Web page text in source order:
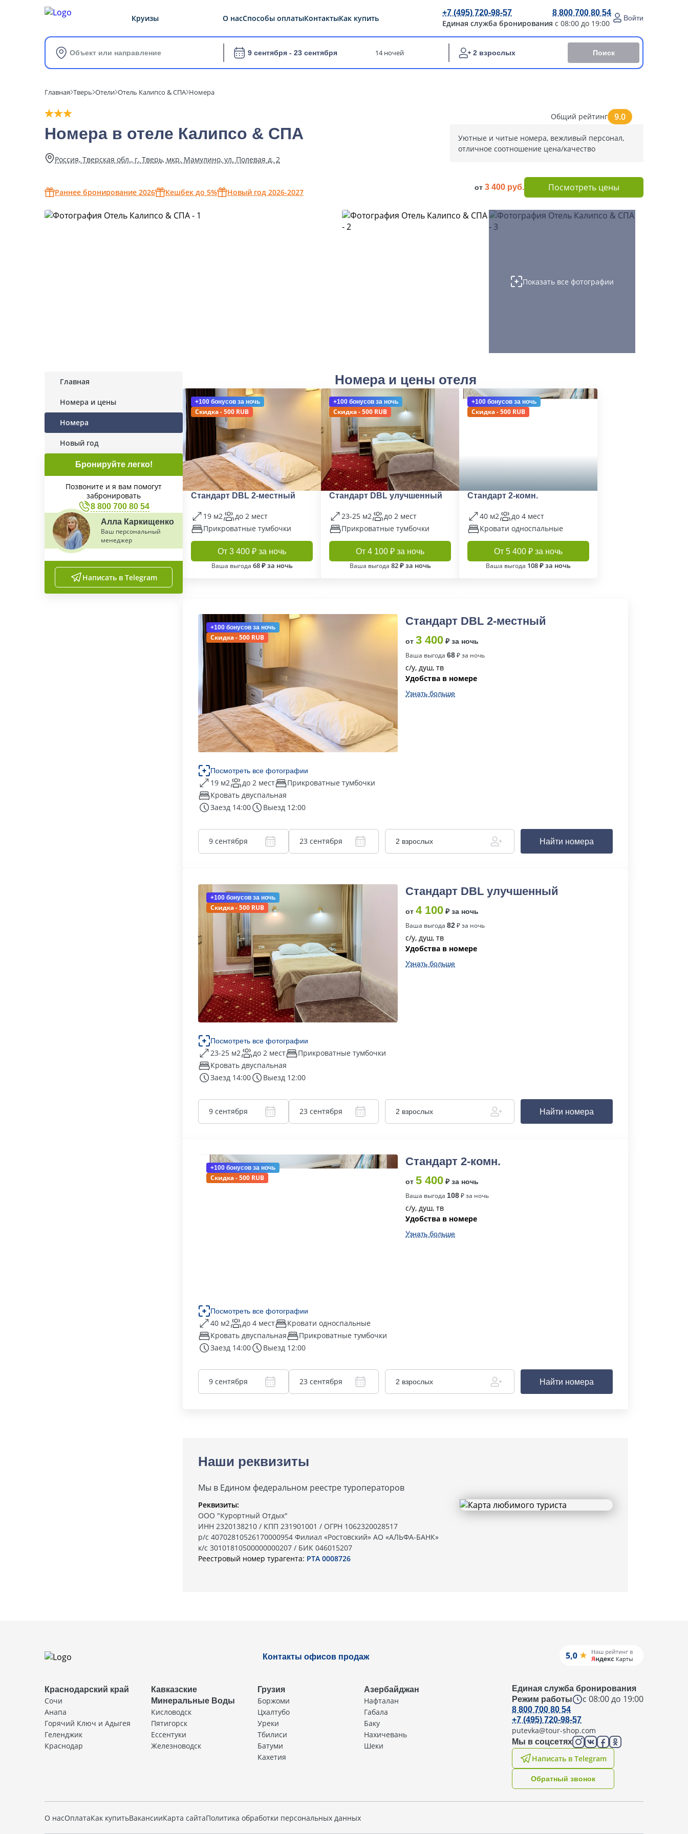
Круизы О насСпособы оплатыКонтактыКак купить
+7 (495) 720-98-57 8 800 700 80 54
Единая служба бронирования с 08:00 до 19:00
Войти
Объект или направление 9 сентября - 23 сентября 14 ночей 2 взрослых Поиск
Главная Тверь Отели Отель Калипсо & СПА Номера
Номера в отеле Калипсо & СПА
Россия, Тверская обл., г. Тверь, мкр. Мамулино, ул. Полевая д. 2
Раннее бронирование 2026 Кешбек до 5% Новый год 2026-2027
Общий рейтинг 9.0
Уютные и читые номера, вежливый персонал,
отличное соотношение цена/качество
от 3 400 руб. Посмотреть цены
Показать все фотографии
Главная
Номера и цены
Номера
Новый год
Бронируйте легко!
Позвоните и я вам помогут
забронировать
8 800 700 80 54
Алла Каркищенко
Ваш персональный
менеджер
Написать в Telegram
Номера и цены отеля
+100 бонусов за ночь
Скидка - 500 RUB
Стандарт DBL 2-местный
19 м2
до 2 мест
Прикроватные тумбочки
От 3 400 ₽ за ночь
Ваша выгода 68 ₽ за ночь
+100 бонусов за ночь
Скидка - 500 RUB
Стандарт DBL улучшенный
23-25 м2
до 2 мест
Прикроватные тумбочки
От 4 100 ₽ за ночь
Ваша выгода 82 ₽ за ночь
+100 бонусов за ночь
Скидка - 500 RUB
Стандарт 2-комн.
40 м2
до 4 мест
Кровати односпальные
От 5 400 ₽ за ночь
Ваша выгода 108 ₽ за ночь
+100 бонусов за ночь
Скидка - 500 RUB
Посмотреть все фотографии
19 м2 до 2 мест
Прикроватные тумбочки
Кровать двуспальная
Заезд 14:00
Выезд 12:00
Стандарт DBL 2-местный
от 3 400 ₽ за ночь
Ваша выгода 68₽ за ночь
с/у, душ, тв
Удобства в номере
Узнать больше
9 сентября 23 сентября 2 взрослых Найти номера
+100 бонусов за ночь
Скидка - 500 RUB
Посмотреть все фотографии
23-25 м2 до 2 мест
Прикроватные тумбочки
Кровать двуспальная
Заезд 14:00
Выезд 12:00
Стандарт DBL улучшенный
от 4 100 ₽ за ночь
Ваша выгода 82₽ за ночь
с/у, душ, тв
Удобства в номере
Узнать больше
9 сентября 23 сентября 2 взрослых Найти номера
+100 бонусов за ночь
Скидка - 500 RUB
Посмотреть все фотографии
40 м2 до 4 мест
Кровати односпальные
Кровать двуспальная
Прикроватные тумбочки
Заезд 14:00
Выезд 12:00
Стандарт 2-комн.
от 5 400 ₽ за ночь
Ваша выгода 108₽ за ночь
с/у, душ, тв
Удобства в номере
Узнать больше
9 сентября 23 сентября 2 взрослых Найти номера
Наши реквизиты
Мы в Едином федеральном реестре туроператоров
Реквизиты:
ООО "Курортный Отдых"
ИНН 2320138210 / КПП 231901001 / ОГРН 1062320028517
р/с 40702810526170000954 Филиал «Ростовский» АО «АЛЬФА-БАНК»
к/с 30101810500000000207 / БИК 046015207
Реестровый номер турагента: РТА 0008726
Контакты офисов продаж
Краснодарский край
Сочи
Анапа
Горячий Ключ и Адыгея
Геленджик
Краснодар
Кавказские
Минеральные Воды
Кисловодск
Пятигорск
Ессентуки
Железноводск
Грузия
Боржоми
Цхалтубо
Уреки
Тбилиси
Батуми
Кахетия
Азербайджан
Нафталан
Габала
Баку
Нахичевань
Шеки
Единая служба бронирования
Режим работы
с 08:00 до 19:00
8 800 700 80 54
+7 (495) 720-98-57
putevka@tour-shop.com
Мы в соцсетях
Написать в Telegram
Oбратный звонок
О насОплатаКак купитьВакансииКарта сайтаПолитика обработки персональных данных